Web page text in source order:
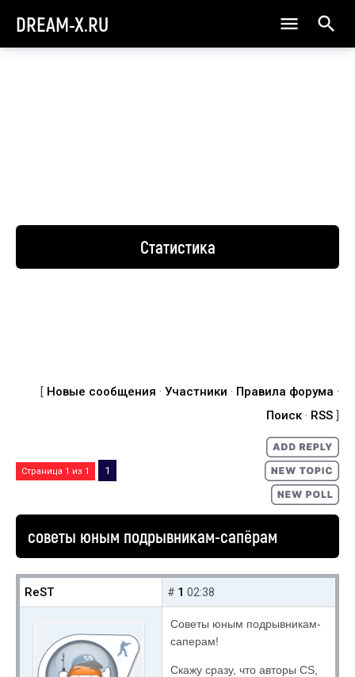
DREAM-X.RU
Статистика
[ Новые сообщения · Участники · Правила форума ·
Поиск · RSS ]
Страница 1 из 1 1
советы юным подрывникам-сапёрам
ReST # 1 02:38
Советы юным подрывникам-
саперам!
Скажу сразу, что авторы CS,